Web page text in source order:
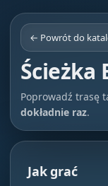
← Powrót do
Ścieżka
Poprowadź trasę
dokładnie raz.
Jak grać